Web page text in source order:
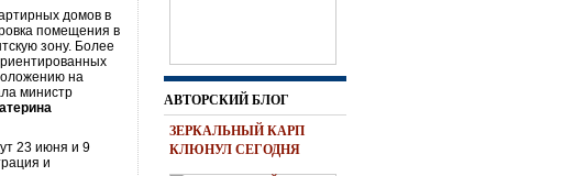
домов в
помещения в
зону. Более
на
министр
23 июня и 9
и
АВТОРСКИЙ БЛОГ
ЗЕРКАЛЬНЫЙ КАРП
КЛЮНУЛ СЕГОДНЯ